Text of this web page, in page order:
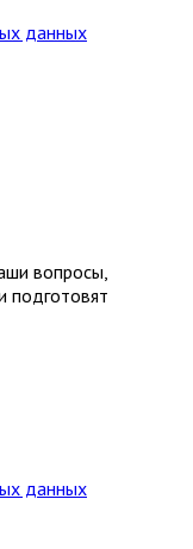
данных
вопросы,
подготовят
данных